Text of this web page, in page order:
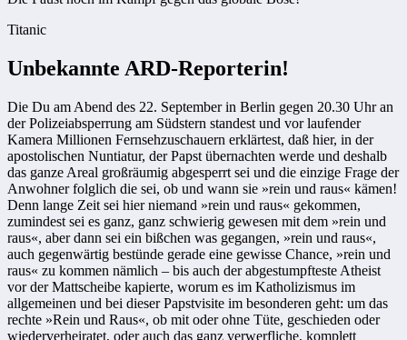
Titanic
Unbekannte ARD-Reporterin!
Die Du am Abend des 22. September in Berlin gegen 20.30 Uhr an
der Polizeiabsperrung am Südstern standest und vor laufender
Kamera Millionen Fernsehzuschauern erklärtest, daß hier, in der
apostolischen Nuntiatur, der Papst übernachten werde und deshalb
das ganze Areal großräumig abgesperrt sei und die einzige Frage der
Anwohner folglich die sei, ob und wann sie »rein und raus« kämen!
Denn lange Zeit sei hier niemand »rein und raus« gekommen,
zumindest sei es ganz, ganz schwierig gewesen mit dem »rein und
raus«, aber dann sei ein bißchen was gegangen, »rein und raus«,
auch gegenwärtig bestünde gerade eine gewisse Chance, »rein und
raus« zu kommen nämlich – bis auch der abgestumpfteste Atheist
vor der Mattscheibe kapierte, worum es im Katholizismus im
allgemeinen und bei dieser Papstvisite im besonderen geht: um das
rechte »Rein und Raus«, ob mit oder ohne Tüte, geschieden oder
wiederverheiratet, oder auch das ganz verwerfliche, komplett